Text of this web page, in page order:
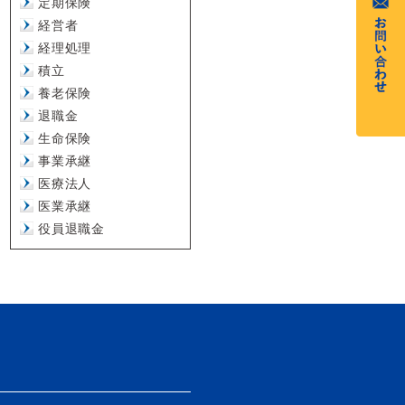
定期保険
経営者
経理処理
積立
養老保険
退職金
生命保険
事業承継
医療法人
医業承継
役員退職金